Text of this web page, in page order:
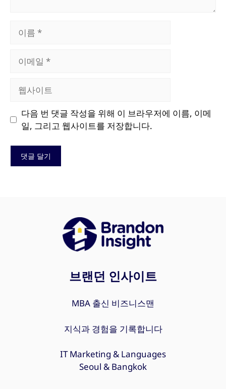
트
다음 번 댓글 작성을 위해 이 브라우저에 이름, 이메
일, 그리고 웹사이트를 저장합니다.
브랜던 인사이트
MBA 출신 비즈니스맨
지식과 경험을 기록합니다
IT Marketing & Languages
Seoul & Bangkok